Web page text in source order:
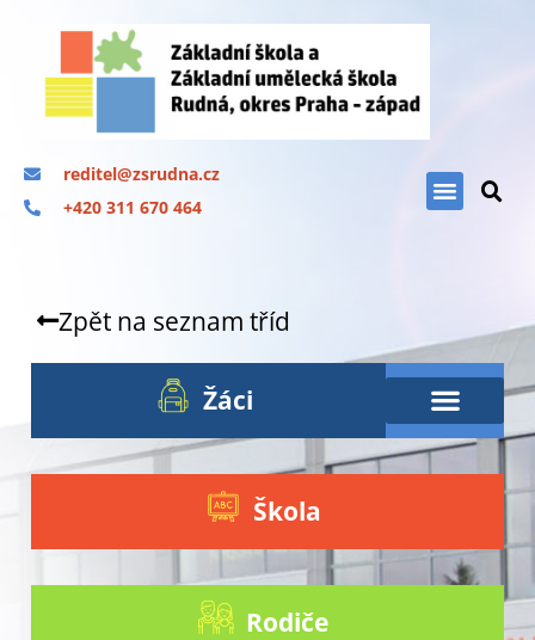
reditel@zsrudna.cz
+420 311 670 464
Zpět na seznam tříd
Žáci
Škola
Rodiče